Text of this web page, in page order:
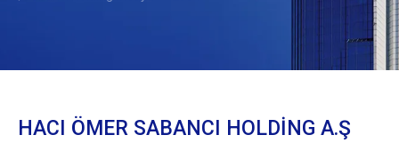
HACI ÖMER SABANCI HOLDİNG A.Ş